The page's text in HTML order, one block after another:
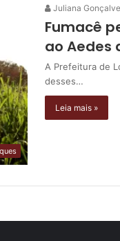
Juliana
Fumacê
ao Aedes
A Prefeitura de
desses…
Leia mais »